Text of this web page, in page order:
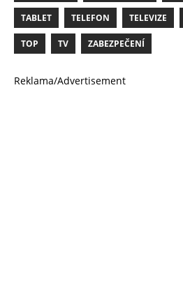
TABLET TELEFON TELEVIZE
TOP TV ZABEZPEČENÍ
Reklama/Advertisement